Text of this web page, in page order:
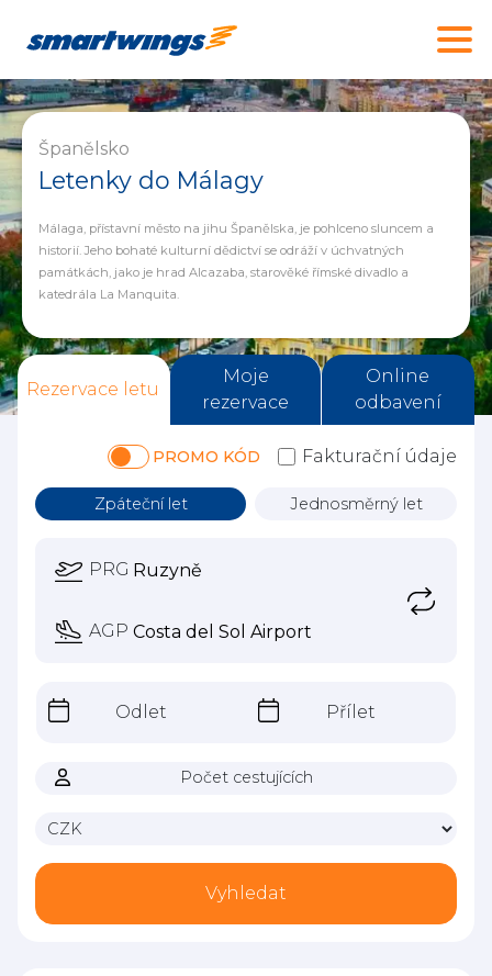
Španělsko
Letenky do Málagy
Málaga, přístavní město na jihu Španělska, je pohlceno sluncem a
historií. Jeho bohaté kulturní dědictví se odráží v úchvatných
památkách, jako je hrad Alcazaba, starověké římské divadlo a
katedrála La Manquita.
Rezervace letu
Moje
rezervace
Online
odbavení
PROMO KÓD Fakturační údaje
Zpáteční let Jednosměrný let
Počet cestujících
PRG
AGP
Odlet Přílet
Vyhledat